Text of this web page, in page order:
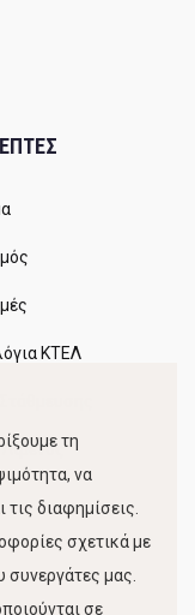
ΚΤΕΛ
τη
να
διαφημίσεις.
σχετικά με
μας.
σε